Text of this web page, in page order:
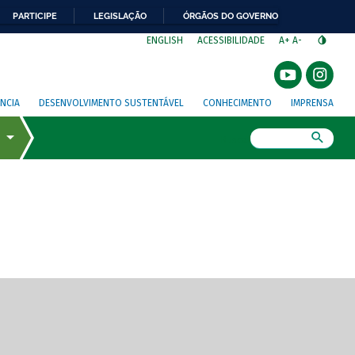
PARTICIPE LEGISLAÇÃO ÓRGÃOS DO GOVERNO
ENGLISH ACESSIBILIDADE A+ A-
DESENVOLVIMENTO SUSTENTÁVEL CONHECIMENTO IMPRENSA
de tela